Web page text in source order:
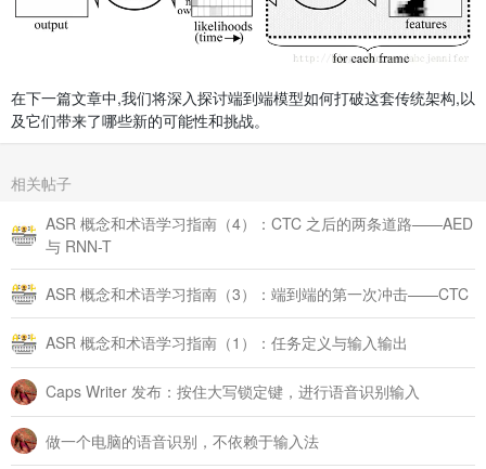
在下一篇文章中,我们将深入探讨端到端模型如何打破这套传统架构,以
及它们带来了哪些新的可能性和挑战。
相关帖子
ASR 概念和术语学习指南（4）：CTC 之后的两条道路——AED
与 RNN-T
ASR 概念和术语学习指南（3）：端到端的第一次冲击——CTC
ASR 概念和术语学习指南（1）：任务定义与输入输出
Caps Writer 发布：按住大写锁定键，进行语音识别输入
做一个电脑的语音识别，不依赖于输入法